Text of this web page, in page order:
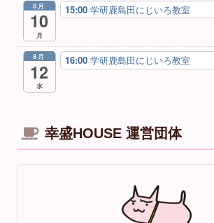
8月
10
月
15:00 学研鹿島田にじいろ教室
8月
12
水
16:00 学研鹿島田にじいろ教室
幸盛HOUSE 運営団体